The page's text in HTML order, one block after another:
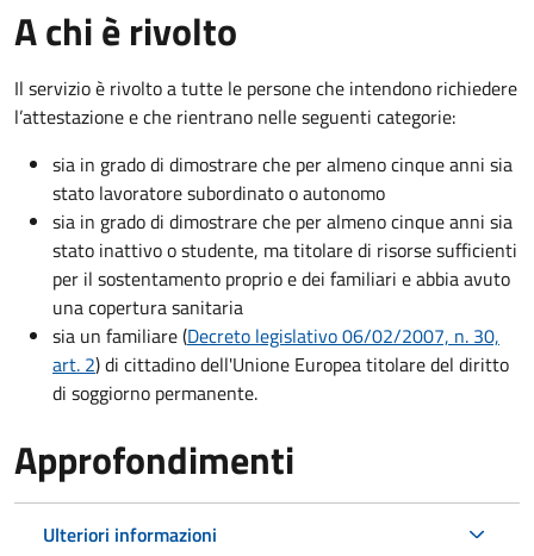
A chi è rivolto
Il servizio è rivolto a tutte le persone che intendono richiedere
l’attestazione e che rientrano nelle seguenti categorie:
sia in grado di dimostrare che per almeno cinque anni sia
stato lavoratore subordinato o autonomo
sia in grado di dimostrare che per almeno cinque anni sia
stato inattivo o studente, ma titolare di risorse sufficienti
per il sostentamento proprio e dei familiari e abbia avuto
una copertura sanitaria
sia un familiare (Decreto legislativo 06/02/2007, n. 30,
art. 2) di cittadino dell'Unione Europea titolare del diritto
di soggiorno permanente.
Approfondimenti
Ulteriori informazioni